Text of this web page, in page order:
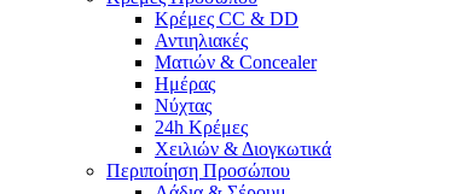
Κρέμες CC & DD
Αντιηλιακές
Ματιών & Concealer
Ημέρας
Νύχτας
24h Κρέμες
Χειλιών & Διογκωτικά
Περιποίηση Προσώπου